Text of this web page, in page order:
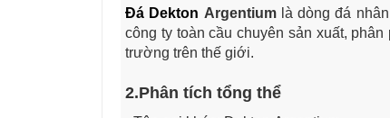
Đá Dekton Argentium là dòng đá
công ty toàn cầu chuyên sản xuất,
trường trên thế giới.
2.Phân tích tổng thể